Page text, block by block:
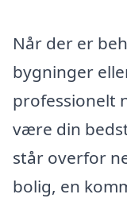
Når der er
bygninger
professionelt
være din
står overfor
bolig, en